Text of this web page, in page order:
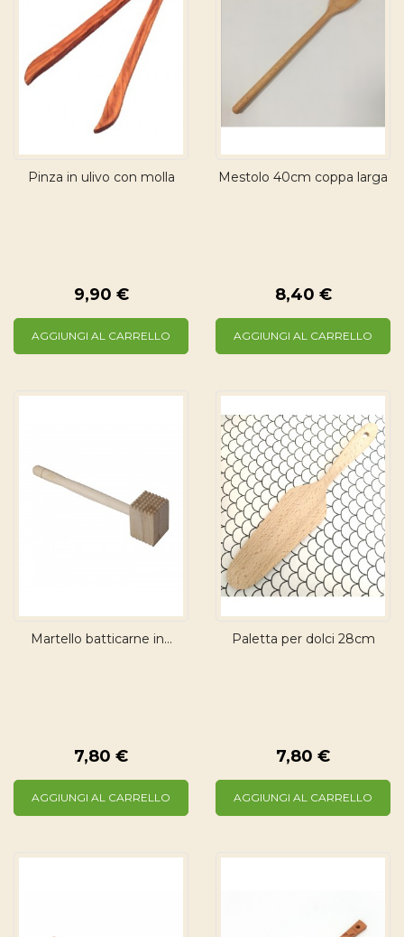
Pinza in ulivo con molla
9,90 €
AGGIUNGI AL CARRELLO
Mestolo 40cm coppa larga
8,40 €
AGGIUNGI AL CARRELLO
Martello batticarne in...
7,80 €
AGGIUNGI AL CARRELLO
Paletta per dolci 28cm
7,80 €
AGGIUNGI AL CARRELLO